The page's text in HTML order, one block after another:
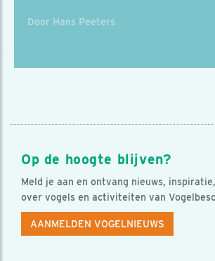
Door Hans Peeters
Op de hoogte blijven?
Meld je aan en ontvang nieuws,
over vogels en activiteiten van
AANMELDEN VOGELNIEUWS